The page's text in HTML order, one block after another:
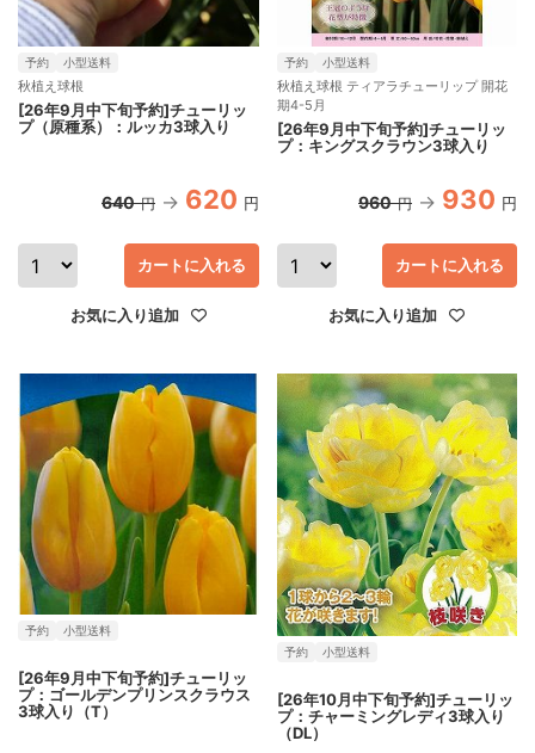
予約 小型送料
秋植え球根
[26年9月中下旬予約]チューリッ
プ（原種系）：ルッカ3球入り
640 円 620 円
お気に入り追加
カートに入れる
予約 小型送料
秋植え球根 ティアラチューリップ 開花
期4-5月
[26年9月中下旬予約]チューリッ
プ：キングスクラウン3球入り
960 円 930 円
お気に入り追加
カートに入れる
予約 小型送料
[26年9月中下旬予約]チューリッ
プ：ゴールデンプリンスクラウス
3球入り（T）
予約 小型送料
[26年10月中下旬予約]チューリッ
プ：チャーミングレディ3球入り
（DL）